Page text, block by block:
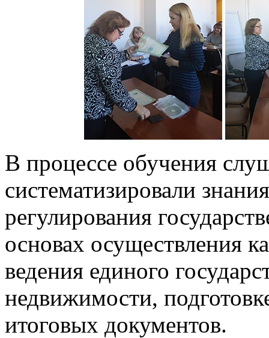
В процессе обучения
систематизировали
регулирования
основах осуществления
ведения единого
недвижимости,
итоговых документов.